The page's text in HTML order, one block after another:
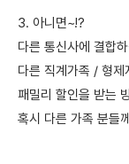
3. 아니면~!?
다른 통신사에 결합
다른 직계가족 / 형제
패밀리 할인을 받는
혹시 다른 가족 분들